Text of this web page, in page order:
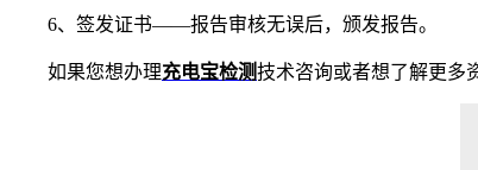
6、签发证书——报告审核无误后，颁发报告。
如果您想办理充电宝检测技术咨询或者想了解更多